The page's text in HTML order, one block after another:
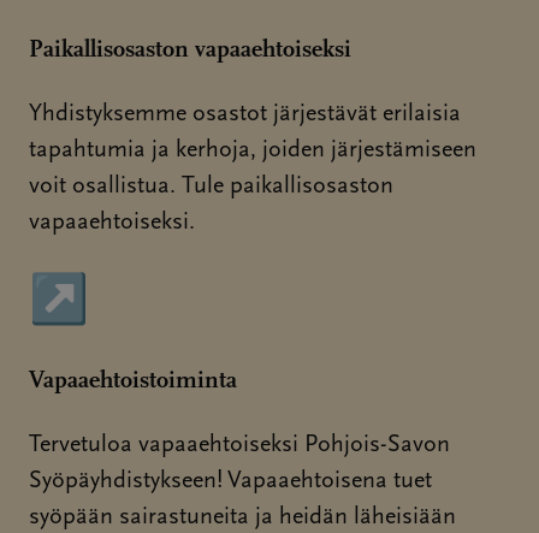
Paikallisosaston vapaaehtoiseksi
Yhdistyksemme osastot järjestävät erilaisia
tapahtumia ja kerhoja, joiden järjestämiseen
voit osallistua. Tule paikallisosaston
vapaaehtoiseksi.
Sivu avautuu uudessa ikkunassa
↗
Vapaaehtoistoiminta
Tervetuloa vapaaehtoiseksi Pohjois-Savon
Syöpäyhdistykseen! Vapaaehtoisena tuet
syöpään sairastuneita ja heidän läheisiään